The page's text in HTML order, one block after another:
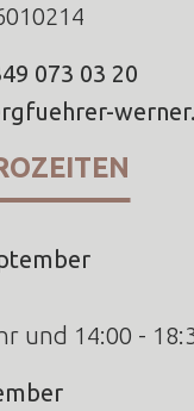
073 03 20
und 14:00 -